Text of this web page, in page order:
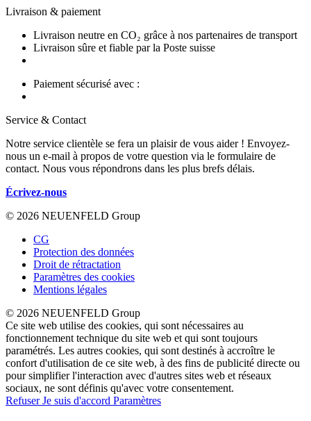
Livraison & paiement
Livraison neutre en CO₂ grâce à nos partenaires de transport
Livraison sûre et fiable par la Poste suisse
Paiement sécurisé avec :
Service & Contact
Notre service clientèle se fera un plaisir de vous aider ! Envoyez-
nous un e-mail à propos de votre question via le formulaire de
contact. Nous vous répondrons dans les plus brefs délais.
Écrivez-nous
© 2026 NEUENFELD Group
CG
Protection des données
Droit de rétractation
Paramètres des cookies
Mentions légales
© 2026 NEUENFELD Group
Ce site web utilise des cookies, qui sont nécessaires au
fonctionnement technique du site web et qui sont toujours
paramétrés. Les autres cookies, qui sont destinés à accroître le
confort d'utilisation de ce site web, à des fins de publicité directe ou
pour simplifier l'interaction avec d'autres sites web et réseaux
sociaux, ne sont définis qu'avec votre consentement.
RefuserJe suis d'accord Paramètres